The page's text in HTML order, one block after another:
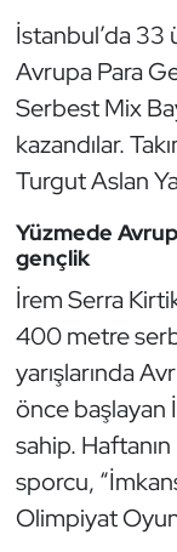
İstanbul’da 33
Avrupa Para
Serbest Mix
kazandılar.
Turgut Aslan
Yüzmede
gençlik
İrem Serra
400 metre
yarışlarında
önce başlayan
sahip.
sporcu,
Olimpiyat
Golf
Güreş
Halter
Hava
İşitme
Judo ve
Kano ve